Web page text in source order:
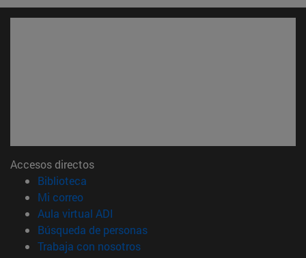
Accesos directos
Biblioteca
Mi correo(abre en nueva ventana)
Aula virtual ADI
Búsqueda de personas(abre en nueva ventana)
Trabaja con nosotros(abre en nueva ventana)